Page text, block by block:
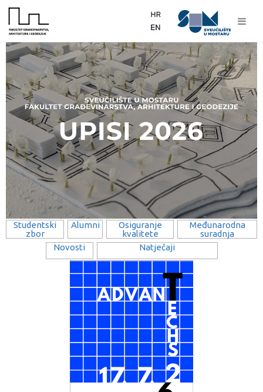
Studentski
zbor
Alumni
Osiguranje
kvalitete
Međunarodna
suradnja
Novosti
Natječaji